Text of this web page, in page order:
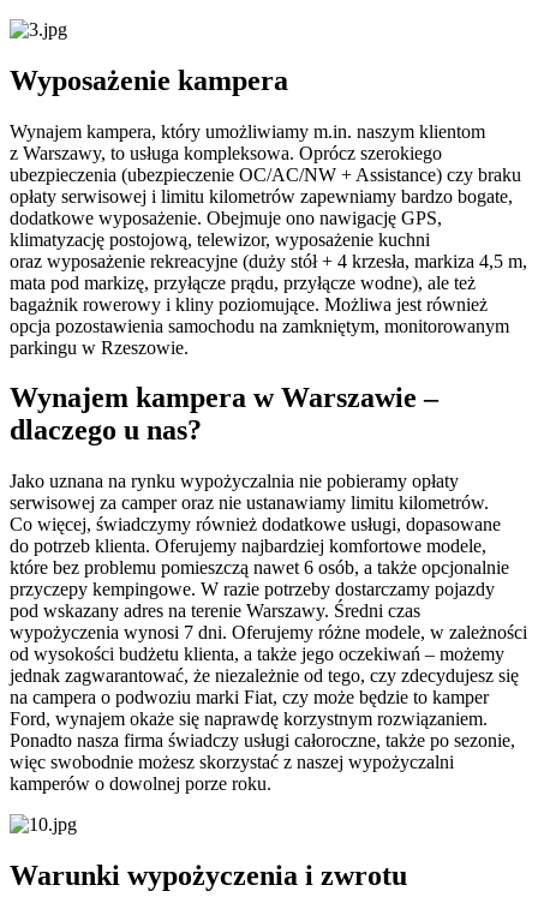
Wyposażenie kampera
Wynajem kampera, który umożliwiamy m.in. naszym klientom
z Warszawy, to usługa kompleksowa. Oprócz szerokiego
ubezpieczenia (ubezpieczenie OC/AC/NW + Assistance) czy braku
opłaty serwisowej i limitu kilometrów zapewniamy bardzo bogate,
dodatkowe wyposażenie. Obejmuje ono nawigację GPS,
klimatyzację postojową, telewizor, wyposażenie kuchni
oraz wyposażenie rekreacyjne (duży stół + 4 krzesła, markiza 4,5 m,
mata pod markizę, przyłącze prądu, przyłącze wodne), ale też
bagażnik rowerowy i kliny poziomujące. Możliwa jest również
opcja pozostawienia samochodu na zamkniętym, monitorowanym
parkingu w Rzeszowie.
Wynajem kampera w Warszawie –
dlaczego u nas?
Jako uznana na rynku wypożyczalnia nie pobieramy opłaty
serwisowej za camper oraz nie ustanawiamy limitu kilometrów.
Co więcej, świadczymy również dodatkowe usługi, dopasowane
do potrzeb klienta. Oferujemy najbardziej komfortowe modele,
które bez problemu pomieszczą nawet 6 osób, a także opcjonalnie
przyczepy kempingowe. W razie potrzeby dostarczamy pojazdy
pod wskazany adres na terenie Warszawy. Średni czas
wypożyczenia wynosi 7 dni. Oferujemy różne modele, w zależności
od wysokości budżetu klienta, a także jego oczekiwań – możemy
jednak zagwarantować, że niezależnie od tego, czy zdecydujesz się
na campera o podwoziu marki Fiat, czy może będzie to kamper
Ford, wynajem okaże się naprawdę korzystnym rozwiązaniem.
Ponadto nasza firma świadczy usługi całoroczne, także po sezonie,
więc swobodnie możesz skorzystać z naszej wypożyczalni
kamperów o dowolnej porze roku.
Warunki wypożyczenia i zwrotu